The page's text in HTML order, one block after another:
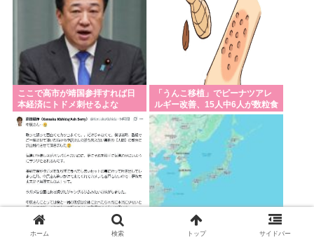
ここで高市が靖国参拝すれば日
本経済にトドメ刺せるよな
「うんこ移植」でピーナツアレ
ルギー改善、15人中6人が数粒食
べられるように
俳優・岸田健作 中居正広氏の熊
トランプ帝国軍1万人が駐屯して
ホーム 検索 トップ サイドバー